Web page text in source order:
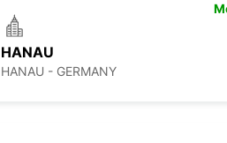
HANAU
HANAU - GERMANY